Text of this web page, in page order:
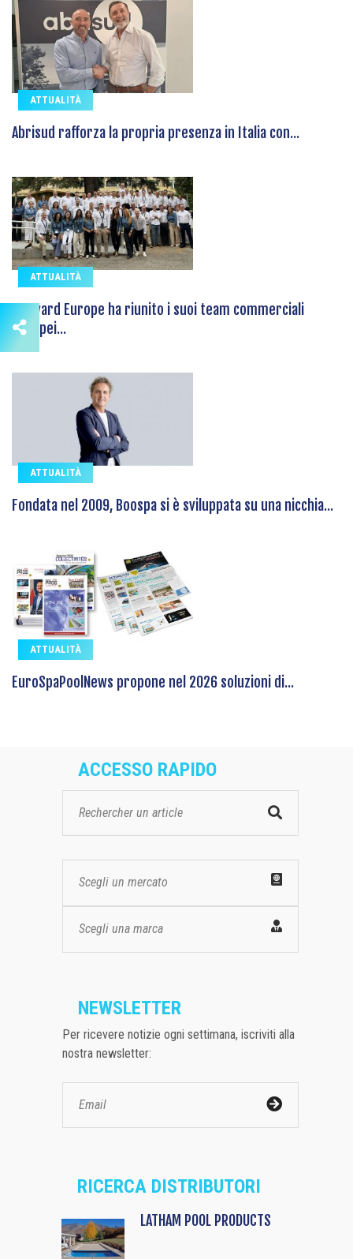
ATTUALITÀ
Abrisud rafforza la propria presenza in Italia con...
ATTUALITÀ
Hayward Europe ha riunito i suoi team commerciali
europei...
ATTUALITÀ
Fondata nel 2009, Boospa si è sviluppata su una nicchia...
ATTUALITÀ
EuroSpaPoolNews propone nel 2026 soluzioni di...
ACCESSO RAPIDO
Scegli un mercato
Scegli una marca
NEWSLETTER
Per ricevere notizie ogni settimana, iscriviti alla
nostra newsletter:
RICERCA DISTRIBUTORI
LATHAM POOL PRODUCTS